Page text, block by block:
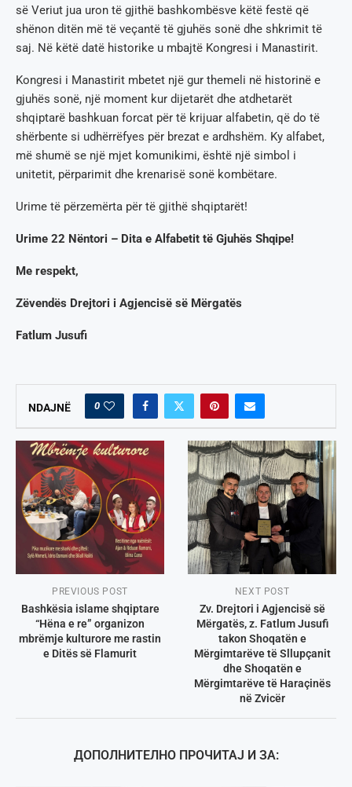
së Veriut jua uron të gjithë bashkombësve këtë festë që
shënon ditën më të veçantë të gjuhës sonë dhe shkrimit të
saj. Në këtë datë historike u mbajtë Kongresi i Manastirit.
Kongresi i Manastirit mbetet një gur themeli në historinë e
gjuhës sonë, një moment kur dijetarët dhe atdhetarët
shqiptarë bashkuan forcat për të krijuar alfabetin, që do të
shërbente si udhërrëfyes për brezat e ardhshëm. Ky alfabet,
më shumë se një mjet komunikimi, është një simbol i
unitetit, përparimit dhe krenarisë sonë kombëtare.
Urime të përzemërta për të gjithë shqiptarët!
Urime 22 Nëntori – Dita e Alfabetit të Gjuhës Shqipe!
Me respekt,
Zëvendës Drejtori i Agjencisë së Mërgatës
Fatlum Jusufi
NDAJNË 0
PREVIOUS POST
Bashkësia islame shqiptare
“Hëna e re” organizon
mbrëmje kulturore me rastin
e Ditës së Flamurit
NEXT POST
Zv. Drejtori i Agjencisë së
Mërgatës, z. Fatlum Jusufi
takon Shoqatën e
Mërgimtarëve të Sllupçanit
dhe Shoqatën e
Mërgimtarëve të Haraçinës
në Zvicër
ДОПОЛНИТЕЛНО ПРОЧИТАЈ И ЗА: